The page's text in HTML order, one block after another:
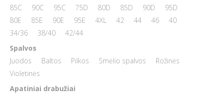
85C
90C 95C 75D 80D 85D 90D
95D
80E
85E 90E 95E 4XL 42 44 46
40
34/36
38/40
42/44
Spalvos
Juodos
Baltos Pilkos Smėlio spalvos
Rožinės
Violetinės
Apatiniai drabužiai